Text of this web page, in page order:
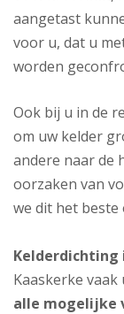
aangetast
voor u, dat u
worden
Ook bij u in de
om uw kelder
andere naar de
oorzaken van
we dit het beste
Kelderdichting
Kaaskerke
alle mogelijke